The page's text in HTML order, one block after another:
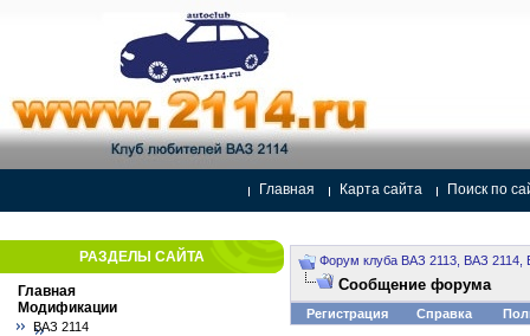
Главная Карта сайта Поиск по
РАЗДЕЛЫ САЙТА
Главная
Модификации
ВАЗ 2114
Форум клуба ВАЗ 2113, ВАЗ 2114,
Сообщение форума
Регистрация Справка